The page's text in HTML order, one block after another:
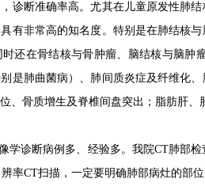
诊断准确率高。尤其在儿童原发性肺
有非常高的知名度。特别是在肺结核
还在骨结核与骨肿瘤、脑结核与脑
是肺曲菌病）、肺间质炎症及纤维化
、骨质增生及脊椎间盘突出；脂肪肝
断病例多、经验多。我院CT肺部检
率CT扫描，一定要明确肺部病灶的部